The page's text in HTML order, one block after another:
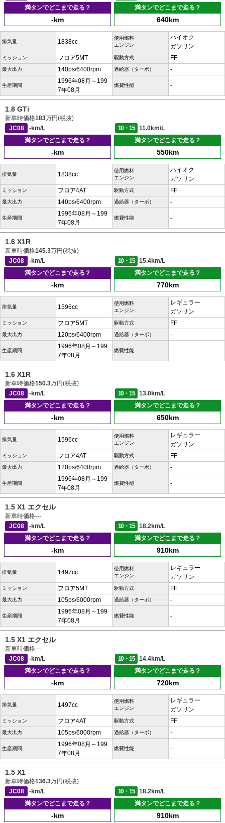
満タンでどこまで走る？
-km
満タンでどこまで走る？
640km
排気量 1838cc
使用燃料
エンジン
ハイオク
ガソリン
ミッション フロア5MT 駆動方式 FF
最大出力 140ps/6400rpm 過給器（ターボ） -
生産期間
1996年08月～199
7年08月
燃費性能 -
1.8 GTi
新車時価格183万円(税抜)
JC08
-km/L 10・15
11.0km/L
満タンでどこまで走る？
-km
満タンでどこまで走る？
550km
排気量 1838cc
使用燃料
エンジン
ハイオク
ガソリン
ミッション フロア4AT 駆動方式 FF
最大出力 140ps/6400rpm 過給器（ターボ） -
生産期間
1996年08月～199
7年08月
燃費性能 -
1.6 X1R
新車時価格145.3万円(税抜)
JC08
-km/L 10・15
15.4km/L
満タンでどこまで走る？
-km
満タンでどこまで走る？
770km
排気量 1596cc
使用燃料
エンジン
レギュラー
ガソリン
ミッション フロア5MT 駆動方式 FF
最大出力 120ps/6400rpm 過給器（ターボ） -
生産期間
1996年08月～199
7年08月
燃費性能 -
1.6 X1R
新車時価格150.3万円(税抜)
JC08
-km/L 10・15
13.0km/L
満タンでどこまで走る？
-km
満タンでどこまで走る？
650km
排気量 1596cc
使用燃料
エンジン
レギュラー
ガソリン
ミッション フロア4AT 駆動方式 FF
最大出力 120ps/6400rpm 過給器（ターボ） -
生産期間
1996年08月～199
7年08月
燃費性能 -
1.5 X1 エクセル
新車時価格---
JC08
-km/L 10・15
18.2km/L
満タンでどこまで走る？
-km
満タンでどこまで走る？
910km
排気量 1497cc
使用燃料
エンジン
レギュラー
ガソリン
ミッション フロア5MT 駆動方式 FF
最大出力 105ps/6000rpm 過給器（ターボ） -
生産期間
1996年08月～199
7年08月
燃費性能 -
1.5 X1 エクセル
新車時価格---
JC08
-km/L 10・15
14.4km/L
満タンでどこまで走る？
-km
満タンでどこまで走る？
720km
排気量 1497cc
使用燃料
エンジン
レギュラー
ガソリン
ミッション フロア4AT 駆動方式 FF
最大出力 105ps/6000rpm 過給器（ターボ） -
生産期間
1996年08月～199
7年08月
燃費性能 -
1.5 X1
新車時価格136.3万円(税抜)
JC08
-km/L 10・15
18.2km/L
満タンでどこまで走る？
-km
満タンでどこまで走る？
910km